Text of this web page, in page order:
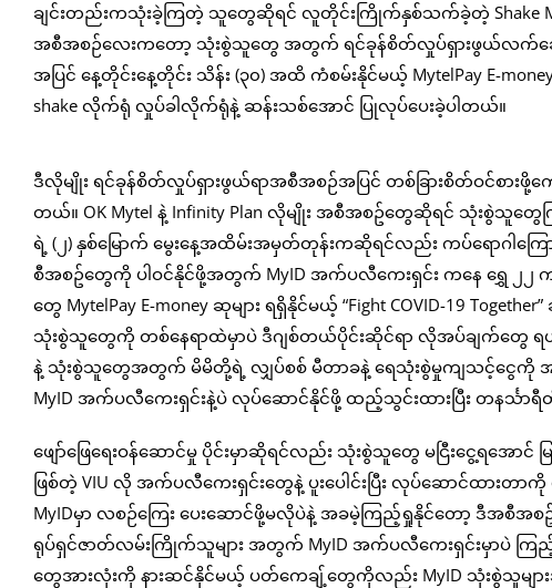
ချင်းတည်းကသုံးခဲ့ကြတဲ့ သူတွေဆိုရင် လူတိုင်းကြိုက်နှစ်သက်ခဲ့တဲ့
အစီအစဉ်လေးကတော့ သုံးစွဲသူတွေ အတွက် ရင်ခုန်စိတ်လှုပ်ရှားဖွယ်လက်ဆောင်
အပြင် နေ့တိုင်းနေ့တိုင်း သိန်း (၃၀) အထိ ကံစမ်းနိုင်မယ့် MytelPay E-
shake လိုက်ရုံ လှုပ်ခါလိုက်ရုံနဲ့ ဆန်းသစ်အောင် ပြုလုပ်ပေးခဲ့ပါတယ်။
ဒီလိုမျိုး ရင်ခုန်စိတ်လှုပ်ရှားဖွယ်ရာအစီအစဉ်အပြင် တစ်ခြားစိတ်ဝင်စား
တယ်။ OK Mytel နဲ့ Infinity Plan လိုမျိုး အစီအစဥ်တွေဆိုရင် သုံးစွဲသူတွ
ရဲ့ (၂) နှစ်မြောက် မွေးနေ့အထိမ်းအမှတ်တုန်းကဆိုရင်လည်း ကပ်ရောဂါကြေ
စီအစဥ်တွေကို ပါဝင်နိုင်ဖို့အတွက် MyID အက်ပလီကေးရှင်း ကနေ ရွှေ ၂၂ ကျ
တွေ MytelPay E-money ဆုများ ရရှိနိုင်မယ့် “Fight COVID-19
သုံးစွဲသူတွေကို တစ်နေရာထဲမှာပဲ ဒီဂျစ်တယ်ပိုင်းဆိုင်ရာ လိုအပ်ချက်တွေ
နဲ့ သုံးစွဲသူတွေအတွက် မိမိတို့ရဲ့ လျှပ်စစ် မီတာခနဲ့ ရေသုံးစွဲမှုကျသင့်ငွေ
MyID အက်ပလီကေးရှင်းနဲ့ပဲ လုပ်ဆောင်နိုင်ဖို့ ထည့်သွင်းထားပြီး တနင်္သာ
ဖျော်ဖြေရေးဝန်ဆောင်မှု ပိုင်းမှာဆိုရင်လည်း သုံးစွဲသူတွေ မငြီးငွေ့ရအောင်
ဖြစ်တဲ့ VIU လို အက်ပလီကေးရှင်းတွေနဲ့ ပူးပေါင်းပြီး လုပ်ဆောင်ထား
MyIDမှာ လစဉ်ကြေး ပေးဆောင်ဖို့မလိုပဲနဲ့ အခမဲ့ကြည့်ရှုနိုင်တော့ ဒီအစီအ
ရုပ်ရှင်ဇာတ်လမ်းကြိုက်သူများ အတွက် MyID အက်ပလီကေးရှင်းမှာပဲ ကြည့်ရှု
တွေအားလုံးကို နားဆင်နိုင်မယ့် ပတ်ကေချ့်တွေကိုလည်း MyID သုံးစွဲသူမျ